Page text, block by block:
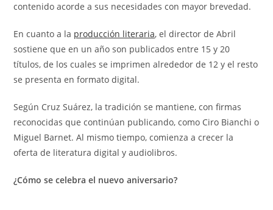
contenido acorde a sus necesidades con mayor brevedad.
En cuanto a la producción literaria, el director de Abril
sostiene que en un año son publicados entre 15 y 20
títulos, de los cuales se imprimen alrededor de 12 y el resto
se presenta en formato digital.
Según Cruz Suárez, la tradición se mantiene, con firmas
reconocidas que continúan publicando, como Ciro Bianchi o
Miguel Barnet. Al mismo tiempo, comienza a crecer la
oferta de literatura digital y audiolibros.
¿Cómo se celebra el nuevo aniversario?